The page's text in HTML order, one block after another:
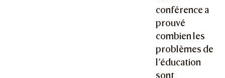
conférence a
prouvé
combien les
problèmes de
l’éducation
sont